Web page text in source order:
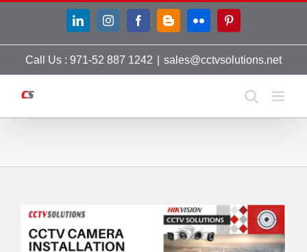
content
LinkedInInstagramFacebookBloggerFlickr
Call Us : 971-52 887 1242 sales@cctvsolutions.net